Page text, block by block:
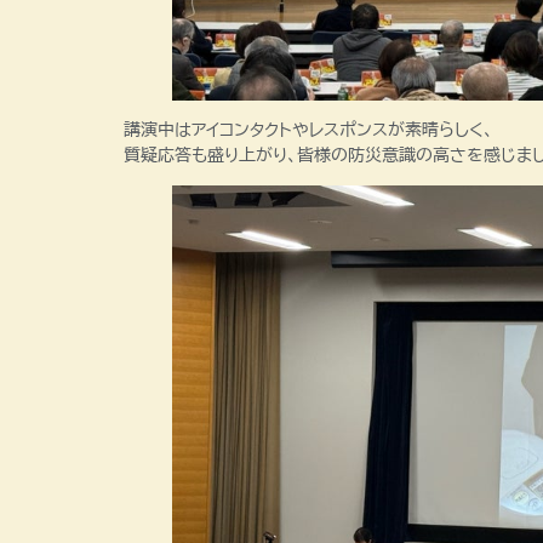
講演中はアイコンタクトやレスポンスが素晴らしく、
質疑応答も盛り上がり、皆様の防災意識の高さを感じま